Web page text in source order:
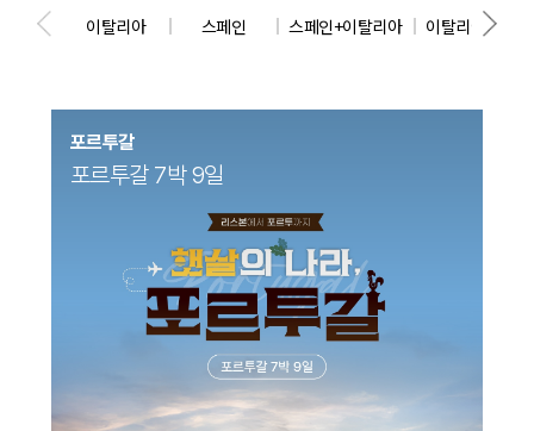
이탈리아 스페인 스페인+이탈리아 이탈리아+스위
포르투갈
포르투갈 7박 9일